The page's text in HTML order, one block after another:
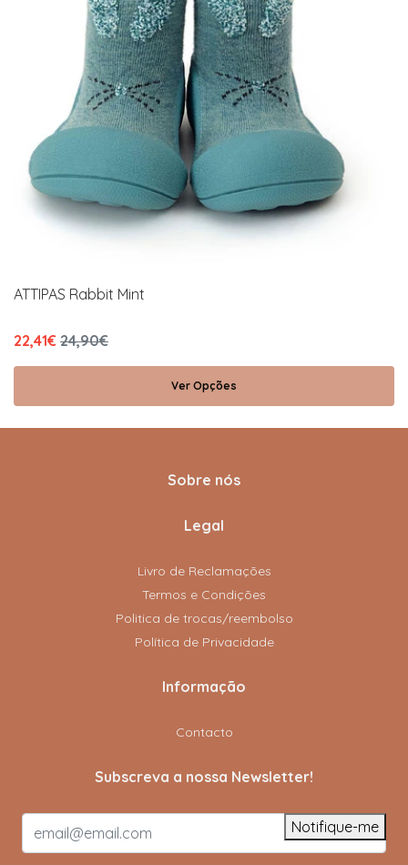
ATTIPAS Rabbit Mint
22,41€ 24,90€
Ver Opções
Sobre nós
Legal
Livro de Reclamações
Termos e Condições
Politica de trocas/reembolso
Política de Privacidade
Informação
Contacto
Subscreva a nossa Newsletter!
Notifique-me